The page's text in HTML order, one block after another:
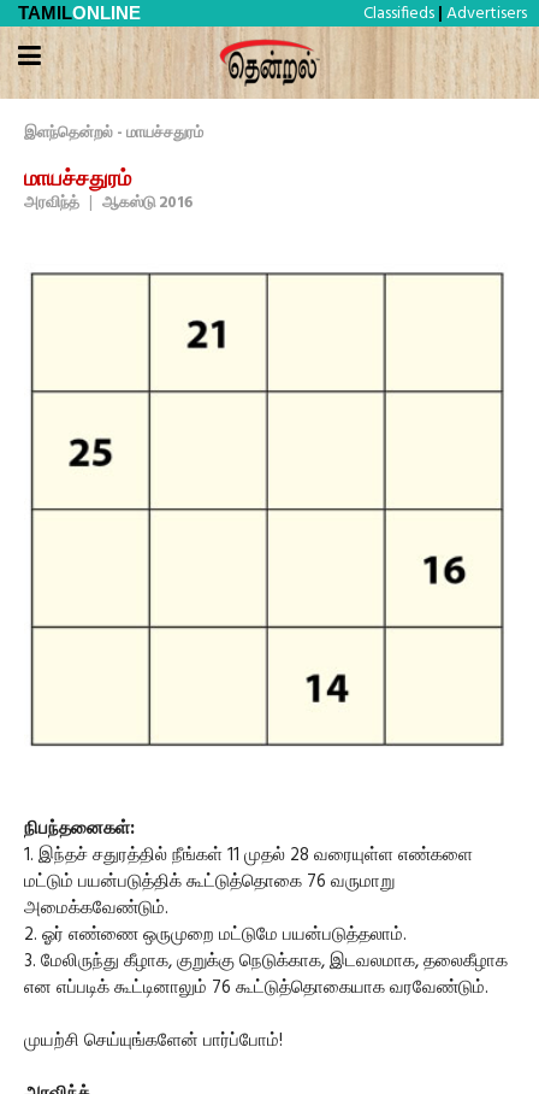
TAMILONLINE Classifieds | Advertisers
இளந்தென்றல் - மாயச்சதுரம்
மாயச்சதுரம்
அரவிந்த் | ஆகஸ்டு 2016
நிபந்தனைகள்:
1. இந்தச் சதுரத்தில் நீங்கள் 11 முதல் 28 வரையுள்ள எண்களை
மட்டும் பயன்படுத்திக் கூட்டுத்தொகை 76 வருமாறு
அமைக்கவேண்டும்.
2. ஓர் எண்ணை ஒருமுறை மட்டுமே பயன்படுத்தலாம்.
3. மேலிருந்து கீழாக, குறுக்கு நெடுக்காக, இடவலமாக, தலைகீழாக
என எப்படிக் கூட்டினாலும் 76 கூட்டுத்தொகையாக வரவேண்டும்.
முயற்சி செய்யுங்களேன் பார்ப்போம்!